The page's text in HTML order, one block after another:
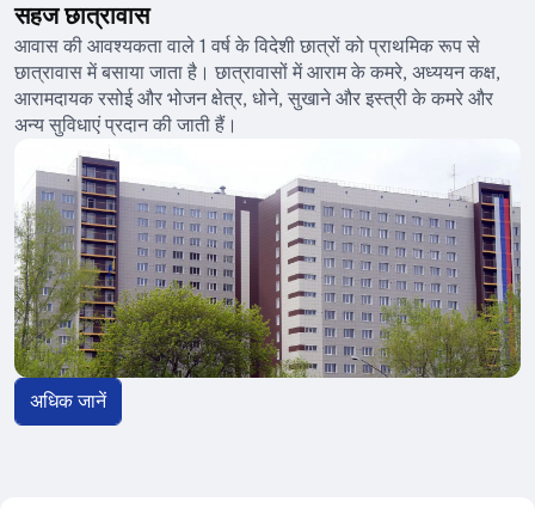
सहज छात्रावास
आवास की आवश्यकता वाले 1 वर्ष के विदेशी छात्रों को प्राथमिक रूप से
छात्रावास में बसाया जाता है। छात्रावासों में आराम के कमरे, अध्ययन कक्ष,
आरामदायक रसोई और भोजन क्षेत्र, धोने, सुखाने और इस्त्री के कमरे और
अन्य सुविधाएं प्रदान की जाती हैं।
अधिक जानें